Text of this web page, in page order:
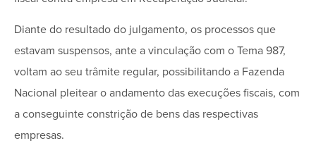
Diante do resultado do julgamento, os processos que
estavam suspensos, ante a vinculação com o Tema 987,
voltam ao seu trâmite regular, possibilitando a Fazenda
Nacional pleitear o andamento das execuções fiscais, com
a conseguinte constrição de bens das respectivas
empresas.